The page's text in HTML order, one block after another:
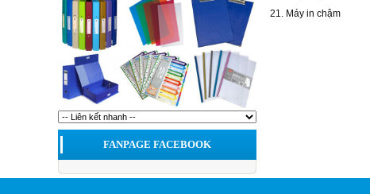
FANPAGE FACEBOOK
21. Máy in chậm